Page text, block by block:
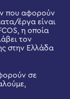
που αφορούν
έργα είναι
η οποία
τον
στην Ελλάδα
σε